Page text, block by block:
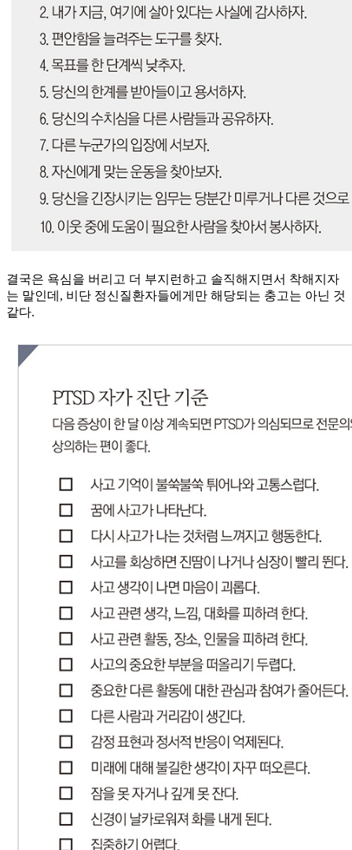
결국은 욕심을 버리고 더 부지런하고 솔직해지면서 착해지자
는 말인데, 비단 정신질환자들에게만 해당되는 충고는 아닌 것
같다.